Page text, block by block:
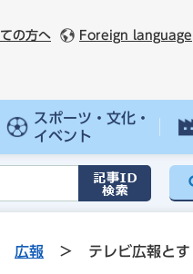
の方へ Foreign language
スポーツ・文化・
イベント
広報 > テレビ広報と